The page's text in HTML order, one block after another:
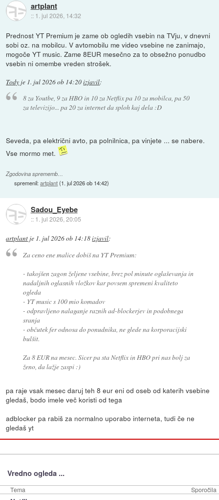
artplant
:: 1. jul 2026, 14:32
Prednost YT Premium je zame ob ogledih vsebin na TVju, v dnevni
sobi oz. na mobilcu. V avtomobilu me video vsebine ne zanimajo,
mogoče YT music. Zame 8EUR mesečno za to obsežno ponudbo
vsebin ni omembe vreden strošek.
Tody je 1. jul 2026 ob 14:20izjavil:
8 za Youtbe, 9 za HBO in 10 za Netflix pa 10 za mobilca, pa 50
za televizijo... pa 20 za internet da sploh kaj dela :D
Seveda, pa električni avto, pa polnilnica, pa vinjete ... se nabere.
Vse mormo met.
Zgodovina sprememb…
spremenil:artplant(1. jul 2026 ob 14:42)
Sadou_Eyebe
:: 1. jul 2026, 20:05
artplant je 1. jul 2026 ob 14:18izjavil:
Za ceno ene malice dobiš na YT Premium:
- takojšen zagon željene vsebine, brez pol minute oglaševanja in
nadaljnih oglasnih vložkov kar povsem spremeni kvaliteto
ogleda
- YT music s 100 mio komadov
- odpravljeno nalaganje raznih ad-blockerjev in podobnega
sranja
- občutek fer odnosa do ponudnika, ne glede na korporacijski
bulšit.
Za 8 EUR na mesec. Sicer pa sta Netflix in HBO pri nas bolj za
ženo, da lažje zaspi :)
pa raje vsak mesec daruj teh 8 eur eni od oseb od katerih vsebine
gledaš, bodo imele več koristi od tega
adblocker pa rabiš za normalno uporabo interneta, tudi če ne
gledaš yt
Vredno ogleda ...
Tema Sporočila